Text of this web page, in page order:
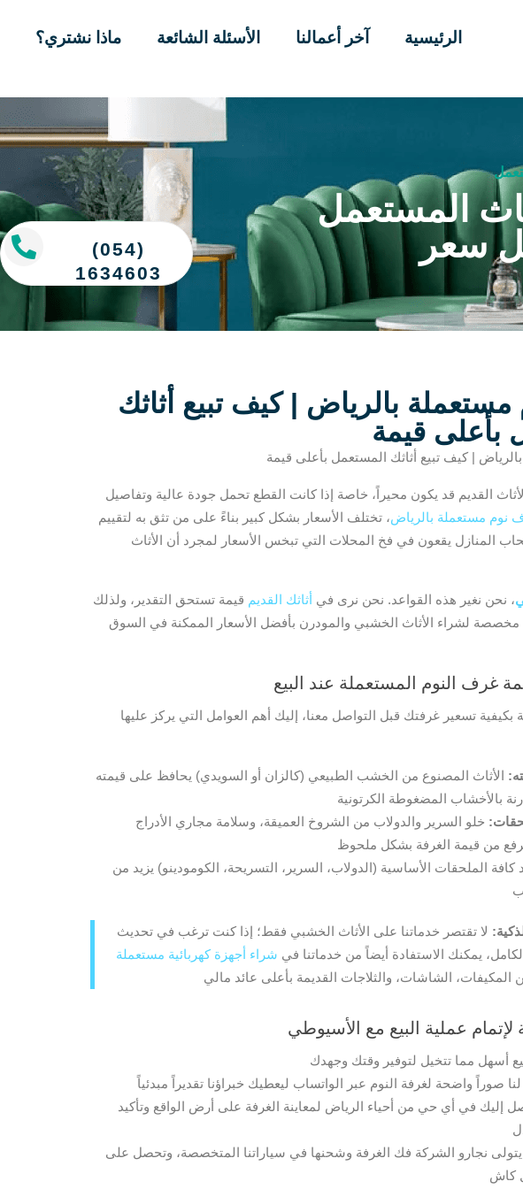
ماذا نشتري؟ الأسئلة الشائعة آخر أعمالنا الرئيسية
المستعمل
سعر
بالرياض | كيف تبيع أثاثك
بأعلى قيمة
| كيف تبيع أثاثك المستعمل بأعلى قيمة
القديم قد يكون محيراً، خاصة إذا كانت القطع تحمل جودة عالية وتفاصيل
نوم مستعملة بالرياض، تختلف الأسعار بشكل كبير بناءً على من تثق به لتقييم
المنازل يقعون في فخ المحلات التي تبخس الأسعار لمجرد أن الأثاث
، نحن نغير هذه القواعد. نحن نرى في أثاثك القديم قيمة تستحق التقدير، ولذلك
مخصصة لشراء الأثاث الخشبي والمودرن بأفضل الأسعار الممكنة في السوق
غرف النوم المستعملة عند البيع
تسعير غرفتك قبل التواصل معنا، إليك أهم العوامل التي يركز عليها
الأثاث المصنوع من الخشب الطبيعي (كالزان أو السويدي) يحافظ على قيمته
خلو السرير والدولاب من الشروخ العميقة، وسلامة مجاري الأدراج
كافة الملحقات الأساسية (الدولاب، السرير، التسريحة، الكومودينو) يزيد من
لا تقتصر خدماتنا على الأثاث الخشبي فقط؛ إذا كنت ترغب في تحديث
يمكنك الاستفادة أيضاً من خدماتنا في شراء أجهزة كهربائية مستعملة
عملية البيع مع الأسيوطي
إليك في أي حي من أحياء الرياض لمعاينة الغرفة على أرض الواقع وتأكيد
يتولى نجارو الشركة فك الغرفة وشحنها في سياراتنا المتخصصة، وتحصل على
(054)
1634603